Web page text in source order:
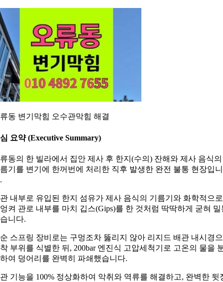
동 변기막힘 오수관막힘 해결
요약 (Executive Summary)
동의 한 빌라에서 집안 제사 후 한지(수의) 잔해와 제사 음식의
기를 변기에 한꺼번에 처리한 직후 발생한 완전 불통 현장입니
내부로 유입된 한지 섬유가 제사 음식의 기름기와 화학적으로
켜 관로 내부를 마치 깁스(Gips)를 한 것처럼 딱딱하게 굳혀 밀
니다.
스프링 장비로는 구멍조차 뚫리지 않아 리지드 배관 내시경
부위를 식별한 뒤, 200bar 엔진식 고압세척기로 고온의 물을
여 덩어리를 완벽히 파쇄했습니다.
기능을 100% 정상화하여 악취와 역류를 해결하고, 완벽한 뒷